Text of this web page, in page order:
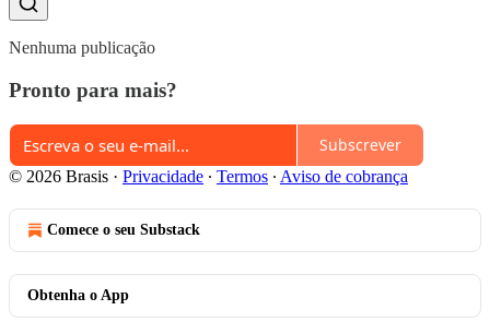
Nenhuma publicação
Pronto para mais?
Subscrever
© 2026 Brasis · Privacidade ∙ Termos ∙ Aviso de cobrança
Comece o seu Substack
Obtenha o App